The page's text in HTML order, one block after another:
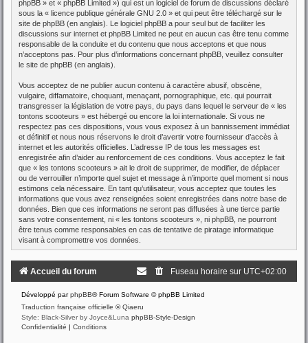
phpBB » et « phpBB Limited ») qui est un logiciel de forum de discussions déclaré
sous la « licence publique générale GNU 2.0 » et qui peut être téléchargé sur le
site de phpBB (en anglais). Le logiciel phpBB a pour seul but de faciliter les
discussions sur internet et phpBB Limited ne peut en aucun cas être tenu comme
responsable de la conduite et du contenu que nous acceptons et que nous
n’acceptons pas. Pour plus d’informations concernant phpBB, veuillez consulter
le site de phpBB (en anglais).
Vous acceptez de ne publier aucun contenu à caractère abusif, obscène,
vulgaire, diffamatoire, choquant, menaçant, pornographique, etc. qui pourrait
transgresser la législation de votre pays, du pays dans lequel le serveur de « les
tontons scooteurs » est hébergé ou encore la loi internationale. Si vous ne
respectez pas ces dispositions, vous vous exposez à un bannissement immédiat
et définitif et nous nous réservons le droit d’avertir votre fournisseur d’accès à
internet et les autorités officielles. L’adresse IP de tous les messages est
enregistrée afin d’aider au renforcement de ces conditions. Vous acceptez le fait
que « les tontons scooteurs » ait le droit de supprimer, de modifier, de déplacer
ou de verrouiller n’importe quel sujet et message à n’importe quel moment si nous
estimons cela nécessaire. En tant qu’utilisateur, vous acceptez que toutes les
informations que vous avez renseignées soient enregistrées dans notre base de
données. Bien que ces informations ne seront pas diffusées à une tierce partie
sans votre consentement, ni « les tontons scooteurs », ni phpBB, ne pourront
être tenus comme responsables en cas de tentative de piratage informatique
visant à compromettre vos données.
Accueil du forum Fuseau horaire sur UTC+02:00
Développé parphpBB® Forum Software © phpBB Limited
Traduction française officielle ©Qiaeru
Style: Black-Silver by Joyce&Luna phpBB-Style-Design
Confidentialité | Conditions